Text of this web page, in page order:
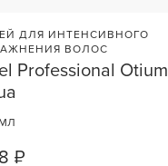
ДЛЯ ИНТЕНСИВНОГО
ВОЛОС
Professional Otium
₽